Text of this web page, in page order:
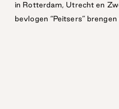
in Rotterdam, Utrecht en
bevlogen “Peitsers”